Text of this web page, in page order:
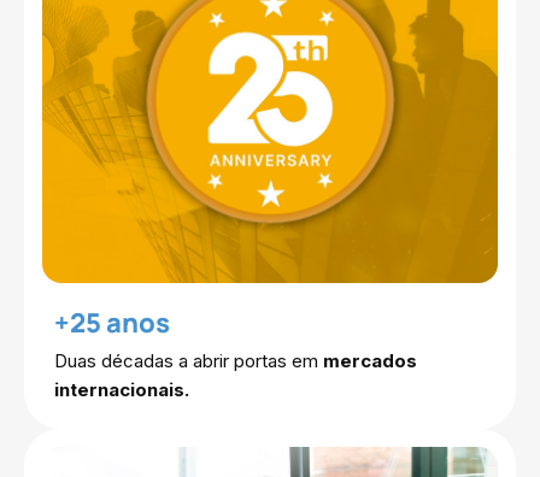
+25 anos
Duas décadas a abrir portas em mercados
internacionais.